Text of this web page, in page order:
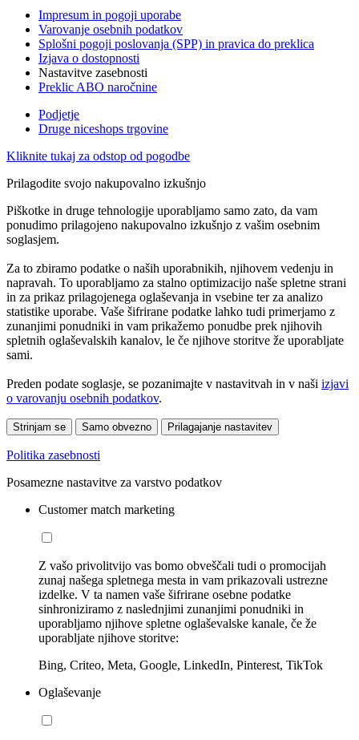
Impresum in pogoji uporabe
Varovanje osebnih podatkov
Splošni pogoji poslovanja (SPP) in pravica do preklica
Izjava o dostopnosti
Nastavitve zasebnosti
Preklic ABO naročnine
Podjetje
Druge niceshops trgovine
Kliknite tukaj za odstop od pogodbe
Prilagodite svojo nakupovalno izkušnjo
Piškotke in druge tehnologije uporabljamo samo zato, da vam
ponudimo prilagojeno nakupovalno izkušnjo z vašim osebnim
soglasjem.
Za to zbiramo podatke o naših uporabnikih, njihovem vedenju in
napravah. To uporabljamo za stalno optimizacijo naše spletne strani
in za prikaz prilagojenega oglaševanja in vsebine ter za analizo
statistike uporabe. Vaše šifrirane podatke lahko tudi primerjamo z
zunanjimi ponudniki in vam prikažemo ponudbe prek njihovih
spletnih oglaševalskih kanalov, le če njihove storitve že uporabljate
sami.
Preden podate soglasje, se pozanimajte v nastavitvah in v naši izjavi
o varovanju osebnih podatkov.
Strinjam se Samo obvezno Prilagajanje nastavitev
Politika zasebnosti
Posamezne nastavitve za varstvo podatkov
Customer match marketing
Z vašo privolitvijo vas bomo obveščali tudi o promocijah
zunaj našega spletnega mesta in vam prikazovali ustrezne
izdelke. V ta namen vaše šifrirane osebne podatke
sinhroniziramo z naslednjimi zunanjimi ponudniki in
uporabljamo njihove spletne oglaševalske kanale, če že
uporabljate njihove storitve:
Bing, Criteo, Meta, Google, LinkedIn, Pinterest, TikTok
Oglaševanje